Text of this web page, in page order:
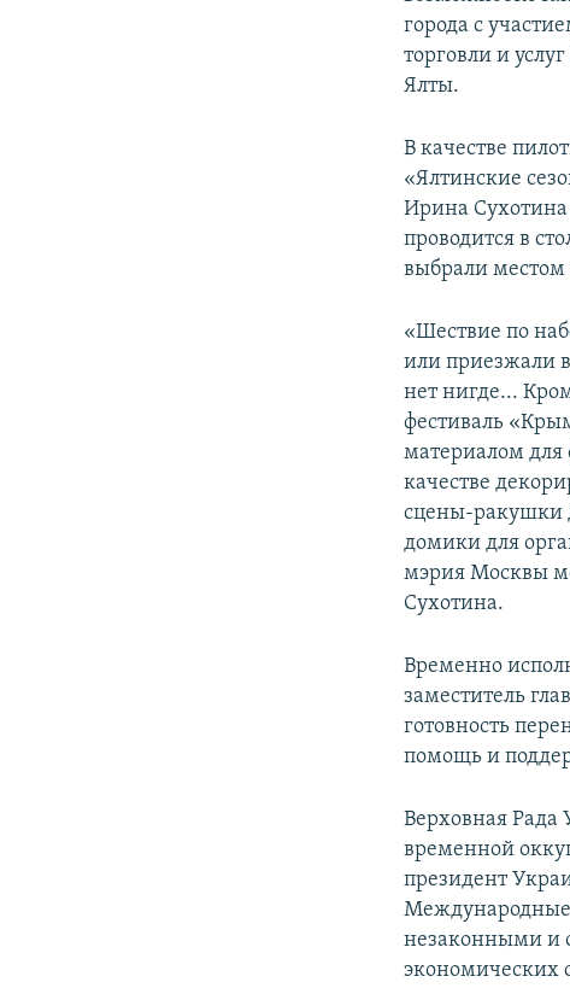
города с
торговли и
Ялты.
В качестве
«Ялтинские
Ирина Сухотина
проводится в
выбрали
«Шествие по
или приезжали
нет нигде...
фестиваль
материалом для
качестве
сцены-ракушки
домики для
мэрия Москвы
Сухотина.
Временно
заместитель
готовность
помощь и
Верховная Рада
временной
президент
незаконными и
экономических